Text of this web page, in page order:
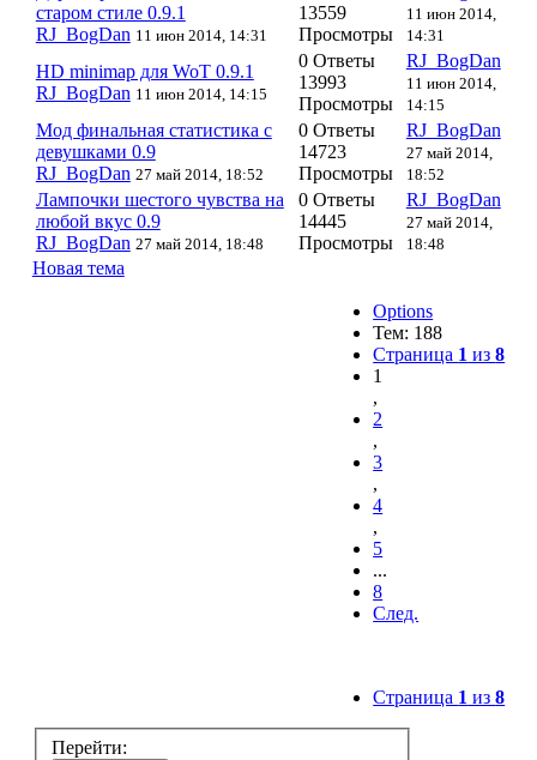
старом стиле 0.9.1
RJ_BogDan 11 июн 2014, 14:31
13559
Просмотры
11 июн 2014,
14:31
HD minimap для WoT 0.9.1
RJ_BogDan 11 июн 2014, 14:15
0 Ответы
13993
Просмотры
RJ_BogDan
11 июн 2014,
14:15
Мод финальная статистика с
девушками 0.9
RJ_BogDan 27 май 2014, 18:52
0 Ответы
14723
Просмотры
RJ_BogDan
27 май 2014,
18:52
Лампочки шестого чувства на
любой вкус 0.9
RJ_BogDan 27 май 2014, 18:48
0 Ответы
14445
Просмотры
RJ_BogDan
27 май 2014,
18:48
Новая тема
Options
Тем: 188
Страница 1 из8
1
,
2
,
3
,
4
,
5
...
8
След.
Страница 1 из8
Перейти: